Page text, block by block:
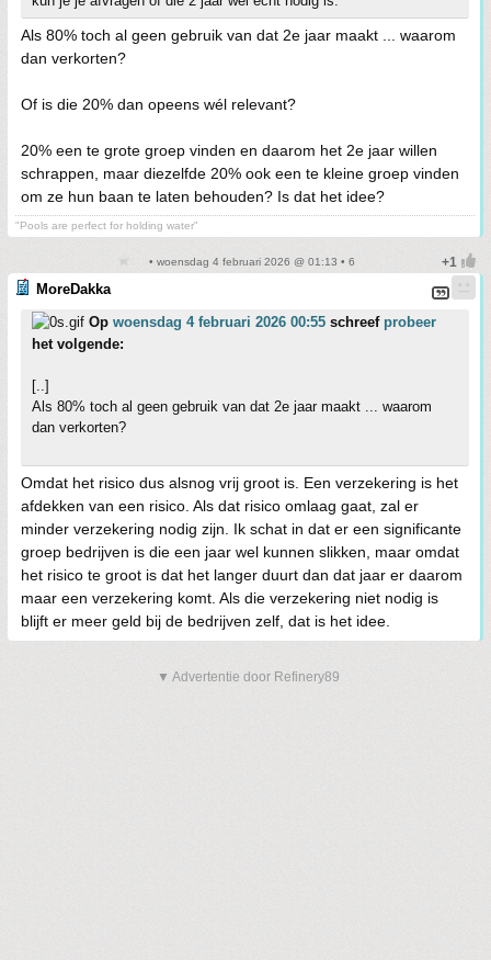
Als 80% toch al geen gebruik van dat 2e jaar maakt ... waarom
dan verkorten?
Of is die 20% dan opeens wél relevant?
20% een te grote groep vinden en daarom het 2e jaar willen
schrappen, maar diezelfde 20% ook een te kleine groep vinden
om ze hun baan te laten behouden? Is dat het idee?
"Pools are perfect for holding water"
• woensdag 4 februari 2026 @ 01:13 • 6
MoreDakka
Op woensdag 4 februari 2026 00:55 schreef probeer
het volgende:
[..]
Als 80% toch al geen gebruik van dat 2e jaar maakt ... waarom
dan verkorten?
Omdat het risico dus alsnog vrij groot is. Een verzekering is het
afdekken van een risico. Als dat risico omlaag gaat, zal er
minder verzekering nodig zijn. Ik schat in dat er een significante
groep bedrijven is die een jaar wel kunnen slikken, maar omdat
het risico te groot is dat het langer duurt dan dat jaar er daarom
maar een verzekering komt. Als die verzekering niet nodig is
blijft er meer geld bij de bedrijven zelf, dat is het idee.
▼ Advertentie door Refinery89